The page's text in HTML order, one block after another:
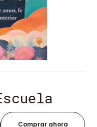
Comprar ahora